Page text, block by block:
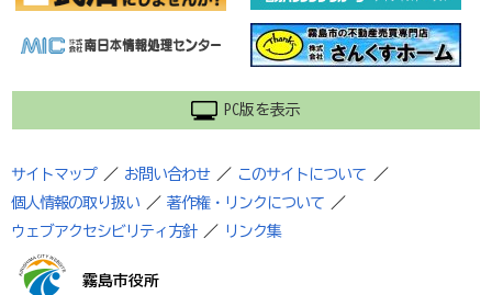
PC版を表示
サイトマップ ／ お問い合わせ ／ このサイトについて
／
個人情報の取り扱い ／ 著作権・リンクについて ／
ウェブアクセシビリティ方針 ／ リンク集
霧島市役所